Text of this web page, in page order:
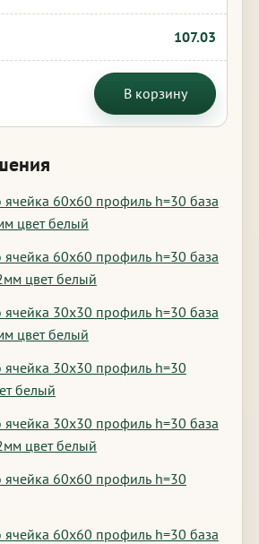
107.03
В корзину
ячейка 60х60 профиль h=30 база
цвет белый
ячейка 60х60 профиль h=30 база
цвет белый
ячейка 30х30 профиль h=30 база
цвет белый
ячейка 30х30 профиль h=30
белый
ячейка 30х30 профиль h=30 база
цвет белый
ячейка 60х60 профиль h=30
ячейка 60х60 профиль h=30 база